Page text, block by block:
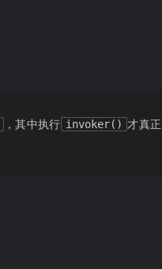
，其中执行 invoker() 才真正